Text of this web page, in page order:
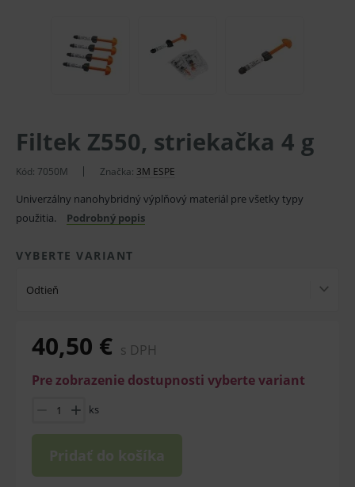
Filtek Z550, striekačka 4 g
Kód: 7050M Značka: 3M ESPE
Univerzálny nanohybridný výplňový materiál pre všetky typy
použitia.
Podrobný popis
VYBERTE VARIANT
Odtieň
40,50 € s DPH
Pre zobrazenie dostupnosti vyberte variant
ks
Pridať do košíka